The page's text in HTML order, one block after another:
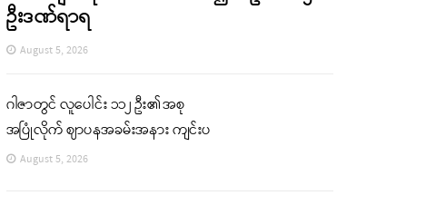
ဦးဒဏ်ရာရ
August 5, 2026
ဂါဇာတွင် လူပေါင်း ၁၁၂ ဦး၏ အစု
အပြုံလိုက် ဈာပနအခမ်းအနား ကျင်းပ
August 5, 2026